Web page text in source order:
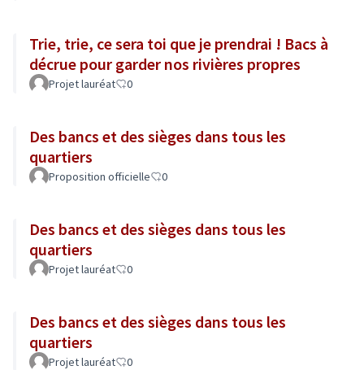
Trie, trie, ce sera toi que je prendrai ! Bacs à
décrue pour garder nos rivières propres
Projet lauréat 0
Des bancs et des sièges dans tous les
quartiers
Proposition officielle 0
Des bancs et des sièges dans tous les
quartiers
Projet lauréat 0
Des bancs et des sièges dans tous les
quartiers
Projet lauréat 0